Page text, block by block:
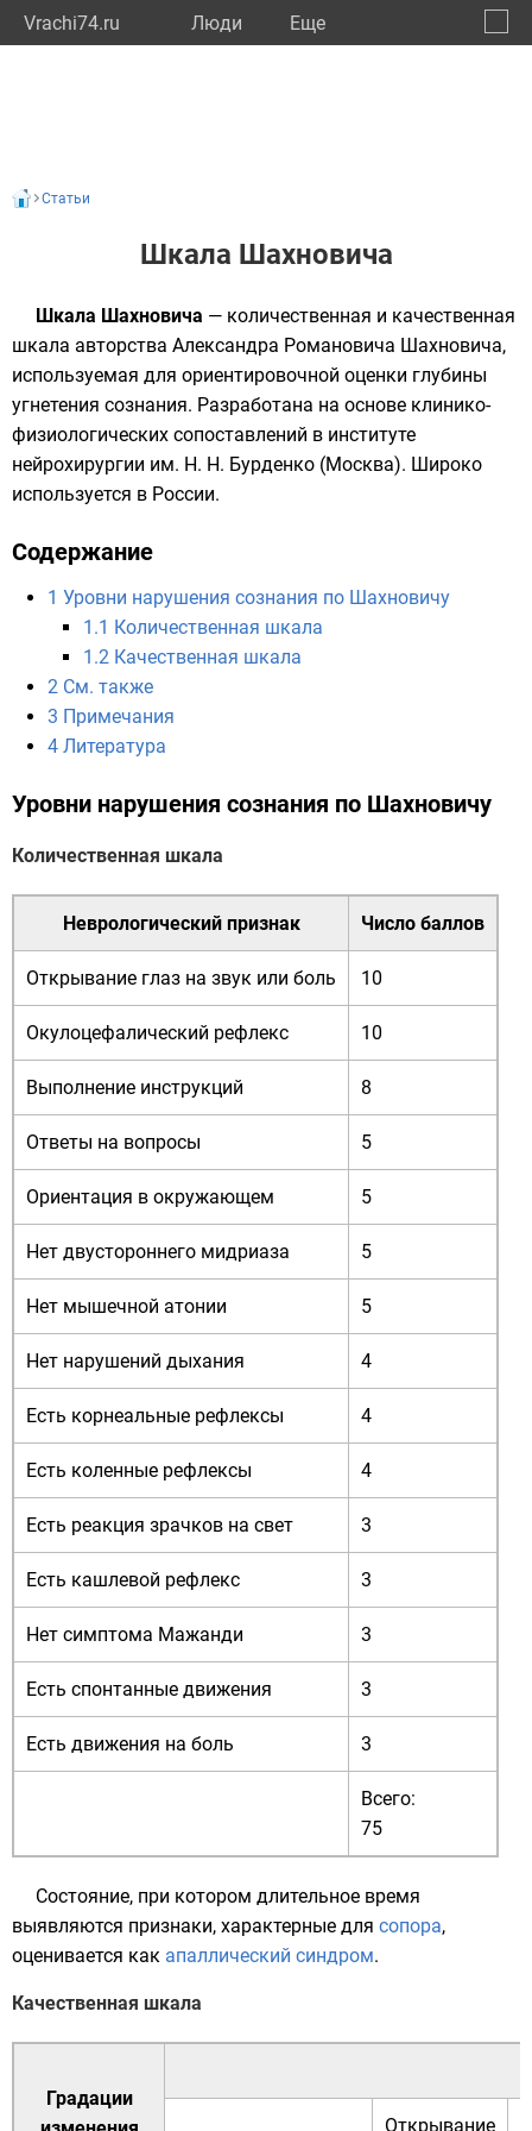
Vrachi74.ru Люди Eще
Статьи
Шкала Шахновича
Шкала Шахновича — количественная и качественная
шкала авторства Александра Романовича Шахновича,
используемая для ориентировочной оценки глубины
угнетения сознания. Разработана на основе клинико-
физиологических сопоставлений в институте
нейрохирургии им. Н. Н. Бурденко (Москва). Широко
используется в России.
Содержание
1 Уровни нарушения сознания по Шахновичу
1.1 Количественная шкала
1.2 Качественная шкала
2 См. также
3 Примечания
4 Литература
Уровни нарушения сознания по Шахновичу
Количественная шкала
Неврологический признак Число баллов
Открывание глаз на звук или боль 10
Окулоцефалический рефлекс 10
Выполнение инструкций 8
Ответы на вопросы 5
Ориентация в окружающем 5
Нет двустороннего мидриаза 5
Нет мышечной атонии 5
Нет нарушений дыхания 4
Есть корнеальные рефлексы 4
Есть коленные рефлексы 4
Есть реакция зрачков на свет 3
Есть кашлевой рефлекс 3
Нет симптома Мажанди 3
Есть спонтанные движения 3
Есть движения на боль 3
Всего:
75
Состояние, при котором длительное время
выявляются признаки, характерные для сопора,
оценивается как апаллический синдром.
Качественная шкала
Градации
Открывание